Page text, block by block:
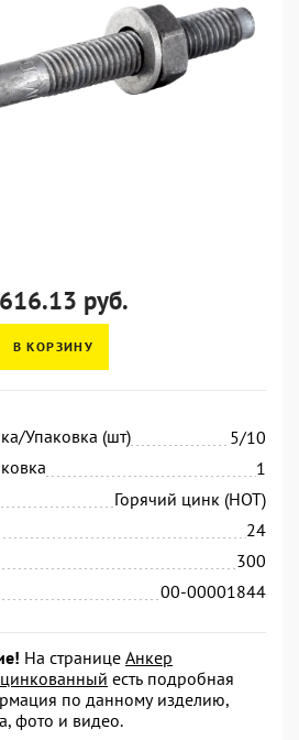
руб.
В КОРЗИНУ
Упаковка (шт)
5/10
1
Горячий цинк (HOT)
24
300
00-00001844
На странице Анкер
есть подробная
по данному изделию,
фото и видео.